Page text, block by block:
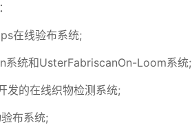
在线验布系统;
统和UsterFabriscanOn-Loom系统;
的在线织物检测系统;
布系统;